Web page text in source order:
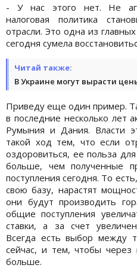
- У нас этого нет. Не
налоговая политика
отрасли. Это одна из
сегодня сумела
Читай также:
В Украине могут вырасти
Приведу еще один пример.
в последние несколько лет
Румыния и Дания. Власти
такой ход тем, что если
оздоровиться, ее польза
больше, чем полученные
поступления сегодня. То
свою базу, нарастят
они будут производить
общие поступления
ставки, а за счет
Всегда есть выбор между
сейчас, и тем, чтобы через
больше.